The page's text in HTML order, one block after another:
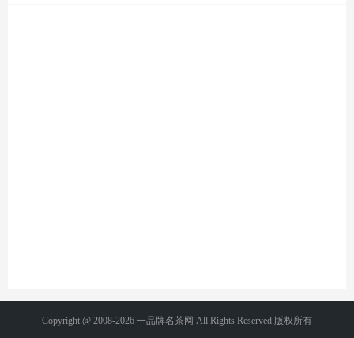
Copyright @ 2008-2026 一品牌名茶网 All Rights Reserved.版权所有